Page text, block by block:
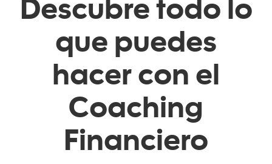
Descubre todo lo
que puedes
hacer con el
Coaching
Financiero